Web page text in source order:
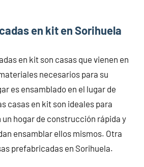
en kit en Sorihuela
en kit son casas que vienen en
necesarios para su
es ensamblado en el lugar de
casas en kit son ideales para
hogar de construcción rápida y
ensamblar ellos mismos. Otra
prefabricadas en Sorihuela.